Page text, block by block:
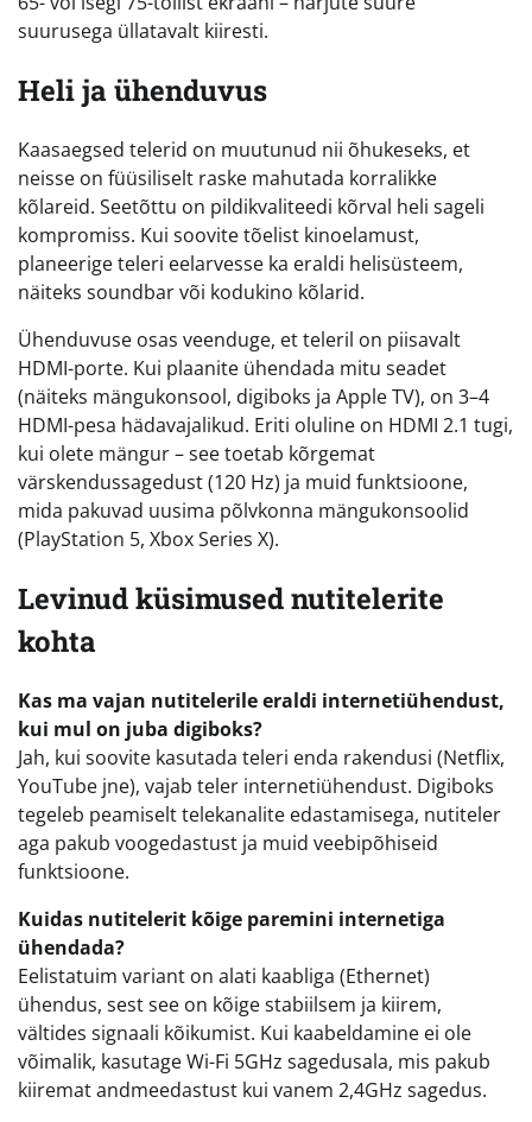
suurusega üllatavalt kiiresti.
Heli ja ühenduvus
Kaasaegsed telerid on muutunud nii õhukeseks, et
neisse on füüsiliselt raske mahutada korralikke
kõlareid. Seetõttu on pildikvaliteedi kõrval heli sageli
kompromiss. Kui soovite tõelist kinoelamust,
planeerige teleri eelarvesse ka eraldi helisüsteem,
näiteks soundbar või kodukino kõlarid.
Ühenduvuse osas veenduge, et teleril on piisavalt
HDMI-porte. Kui plaanite ühendada mitu seadet
(näiteks mängukonsool, digiboks ja Apple TV), on 3–4
HDMI-pesa hädavajalikud. Eriti oluline on HDMI 2.1 tugi,
kui olete mängur – see toetab kõrgemat
värskendussagedust (120 Hz) ja muid funktsioone,
mida pakuvad uusima põlvkonna mängukonsoolid
(PlayStation 5, Xbox Series X).
Levinud küsimused nutitelerite
kohta
Kas ma vajan nutitelerile eraldi internetiühendust,
kui mul on juba digiboks?
Jah, kui soovite kasutada teleri enda rakendusi (Netflix,
YouTube jne), vajab teler internetiühendust. Digiboks
tegeleb peamiselt telekanalite edastamisega, nutiteler
aga pakub voogedastust ja muid veebipõhiseid
funktsioone.
Kuidas nutitelerit kõige paremini internetiga
ühendada?
Eelistatuim variant on alati kaabliga (Ethernet)
ühendus, sest see on kõige stabiilsem ja kiirem,
vältides signaali kõikumist. Kui kaabeldamine ei ole
võimalik, kasutage Wi-Fi 5GHz sagedusala, mis pakub
kiiremat andmeedastust kui vanem 2,4GHz sagedus.